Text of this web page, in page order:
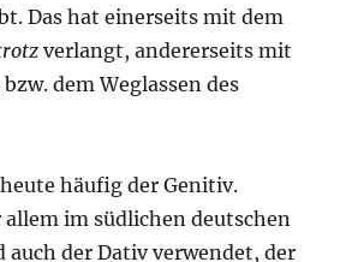
Das hat einerseits mit dem
verlangt, andererseits mit
dem Weglassen des
häufig der Genitiv.
allem im südlichen deutschen
auch der Dativ verwendet, der